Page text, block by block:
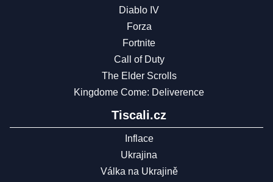
Diablo IV
Forza
Fortnite
Call of Duty
The Elder Scrolls
Kingdome Come: Deliverence
Tiscali.cz
Inflace
Ukrajina
Válka na Ukrajině